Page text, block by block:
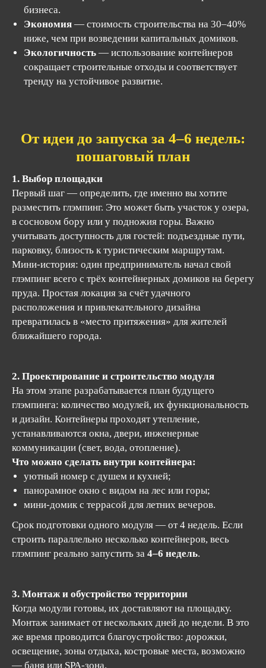
бизнеса.
Экономия — стоимость строительства на 30–40%
ниже, чем при возведении капитальных домиков.
Экологичность — использование контейнеров
сокращает строительные отходы и соответствует
тренду на устойчивое развитие.
От идеи до запуска за 4–6 недель:
пошаговый план
1. Выбор площадки
Первый шаг — определить, где именно вы хотите
разместить глэмпинг. Это может быть участок у озера,
в сосновом бору или у подножия горы. Важно
учитывать доступность для гостей: подъездные пути,
парковку, близость к туристическим маршрутам.
Мини-история: один предприниматель начал свой
глэмпинг всего с трёх контейнерных домиков на берегу
пруда. Простая локация за счёт удачного
расположения и привлекательного дизайна
превратилась в «место притяжения» для жителей
ближайшего города.
2. Проектирование и строительство модуля
На этом этапе разрабатывается план будущего
глэмпинга: количество модулей, их функциональность
и дизайн. Контейнеры проходят утепление,
устанавливаются окна, двери, инженерные
коммуникации (свет, вода, отопление).
Что можно сделать внутри контейнера:
уютный номер с душем и кухней;
панорамное окно с видом на лес или горы;
мини-домик с террасой для летних вечеров.
Срок подготовки одного модуля — от 4 недель. Если
строить параллельно несколько контейнеров, весь
глэмпинг реально запустить за 4–6 недель.
3. Монтаж и обустройство территории
Когда модули готовы, их доставляют на площадку.
Монтаж занимает от нескольких дней до недели. В это
же время проводится благоустройство: дорожки,
освещение, зоны отдыха, костровые места, возможно
— баня или SPA-зона.